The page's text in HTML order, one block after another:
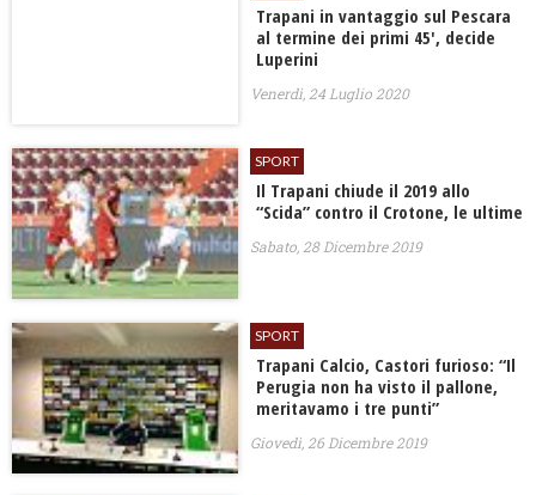
Trapani in vantaggio sul Pescara
al termine dei primi 45′, decide
Luperini
Venerdì, 24 Luglio 2020
SPORT
Il Trapani chiude il 2019 allo
“Scida” contro il Crotone, le ultime
Sabato, 28 Dicembre 2019
SPORT
Trapani Calcio, Castori furioso: “Il
Perugia non ha visto il pallone,
meritavamo i tre punti”
Giovedì, 26 Dicembre 2019